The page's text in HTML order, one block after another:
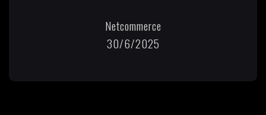
Netcommerce
30/6/2025